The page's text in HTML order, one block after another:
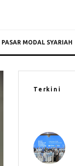
PASAR MODAL SYARIAH
Terkini